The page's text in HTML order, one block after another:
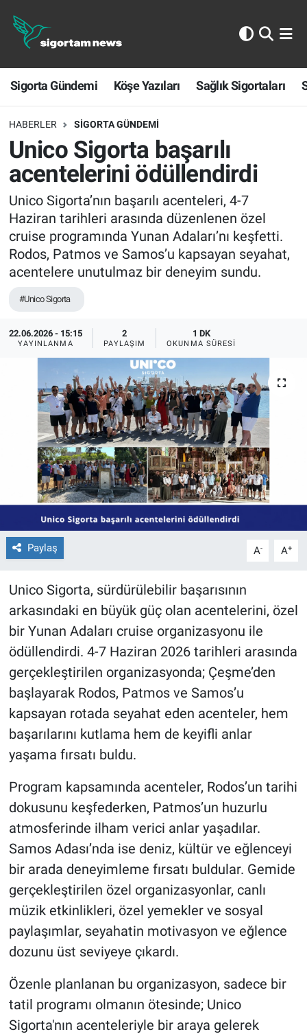
Sigorta Gündemi Köşe Yazıları Sağlık Sigortaları
HABERLER SIGORTA GÜNDEMI
Unico Sigorta başarılı
acentelerini ödüllendirdi
Unico Sigorta’nın başarılı acenteleri, 4-7
Haziran tarihleri arasında düzenlenen özel
cruise programında Yunan Adaları’nı keşfetti.
Rodos, Patmos ve Samos’u kapsayan seyahat,
acentelere unutulmaz bir deneyim sundu.
#Unico Sigorta
22.06.2026 - 15:15
YAYINLANMA
2
PAYLAŞIM
1 DK
OKUNMA SÜRESI
Paylaş A- A+
Unico Sigorta, sürdürülebilir başarısının
arkasındaki en büyük güç olan acentelerini, özel
bir Yunan Adaları cruise organizasyonu ile
ödüllendirdi. 4-7 Haziran 2026 tarihleri arasında
gerçekleştirilen organizasyonda; Çeşme’den
başlayarak Rodos, Patmos ve Samos’u
kapsayan rotada seyahat eden acenteler, hem
başarılarını kutlama hem de keyifli anlar
yaşama fırsatı buldu.
Program kapsamında acenteler, Rodos’un tarihi
dokusunu keşfederken, Patmos’un huzurlu
atmosferinde ilham verici anlar yaşadılar.
Samos Adası’nda ise deniz, kültür ve eğlenceyi
bir arada deneyimleme fırsatı buldular. Gemide
gerçekleştirilen özel organizasyonlar, canlı
müzik etkinlikleri, özel yemekler ve sosyal
paylaşımlar, seyahatin motivasyon ve eğlence
dozunu üst seviyeye çıkardı.
Özenle planlanan bu organizasyon, sadece bir
tatil programı olmanın ötesinde; Unico
Sigorta'nın acenteleriyle bir araya gelerek
Sigorta Gündemi
Köşe Yazıları
Sağlık Sigortaları
Sporun Sigortası
Ekonomi